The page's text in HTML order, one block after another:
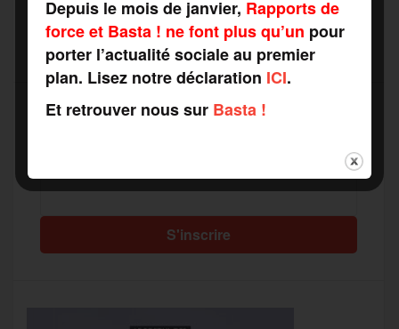
Depuis le mois de janvier, Rapports de
force et Basta ! ne font plus qu’un pour
porter l’actualité sociale au premier
plan. Lisez notre déclaration ICI.
Et retrouver nous sur Basta !